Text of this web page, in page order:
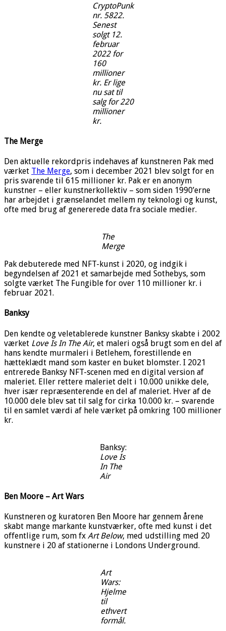
CryptoPunk
nr. 5822.
Senest
solgt 12.
februar
2022 for
160
millioner
kr. Er lige
nu sat til
salg for 220
millioner
kr.
The Merge
Den aktuelle rekordpris indehaves af kunstneren Pak med
værket The Merge, som i december 2021 blev solgt for en
pris svarende til 615 millioner kr. Pak er en anonym
kunstner – eller kunstnerkollektiv – som siden 1990’erne
har arbejdet i grænselandet mellem ny teknologi og kunst,
ofte med brug af genererede data fra sociale medier.
The
Merge
Pak debuterede med NFT-kunst i 2020, og indgik i
begyndelsen af 2021 et samarbejde med Sothebys, som
solgte værket The Fungible for over 110 millioner kr. i
februar 2021.
Banksy
Den kendte og veletablerede kunstner Banksy skabte i 2002
værket Love Is In The Air, et maleri også brugt som en del af
hans kendte murmaleri i Betlehem, forestillende en
hætteklædt mand som kaster en buket blomster. I 2021
entrerede Banksy NFT-scenen med en digital version af
maleriet. Eller rettere maleriet delt i 10.000 unikke dele,
hver især repræsenterende en del af maleriet. Hver af de
10.000 dele blev sat til salg for cirka 10.000 kr. – svarende
til en samlet værdi af hele værket på omkring 100 millioner
kr.
Banksy:
Love Is
In The
Air
Ben Moore – Art Wars
Kunstneren og kuratoren Ben Moore har gennem årene
skabt mange markante kunstværker, ofte med kunst i det
offentlige rum, som fx Art Below, med udstilling med 20
kunstnere i 20 af stationerne i Londons Underground.
Art
Wars:
Hjelme
til
ethvert
formål.